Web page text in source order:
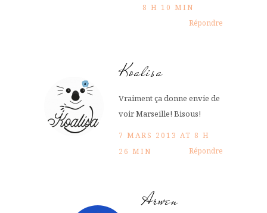
8 H 10 MIN
Répondre
Koalisa
Vraiment ça donne envie de
voir Marseille! Bisous!
7 MARS 2013 AT 8 H
26 MIN
Répondre
Arwen